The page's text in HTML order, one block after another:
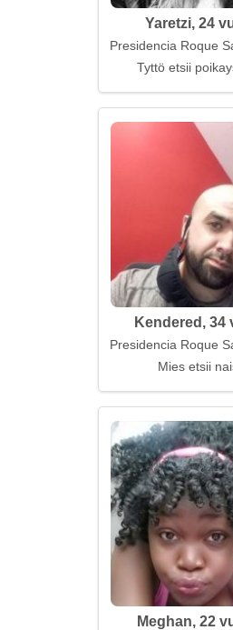
Yaretzi, 24
Presidencia Roque
Tyttö etsii
Kendered, 34
Presidencia Roque
Mies etsii
Meghan, 22